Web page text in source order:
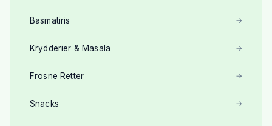
Basmatiris →
Krydderier & Masala →
Frosne Retter →
Snacks →